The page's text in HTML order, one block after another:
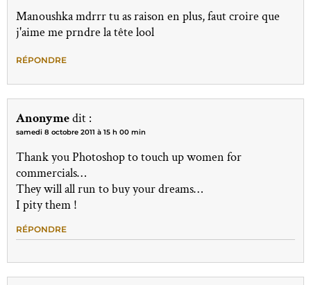
Manoushka mdrrr tu as raison en plus, faut croire que
j'aime me prndre la tête lool
RÉPONDRE
Anonymedit :
samedi 8 octobre 2011 à 15 h 00 min
Thank you Photoshop to touch up women for
commercials…
They will all run to buy your dreams…
I pity them !
RÉPONDRE